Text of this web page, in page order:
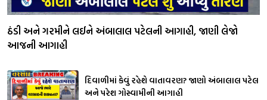
ઠંડી અને ગરમીને લઈને અંબાલાલ પટેલની આગાહી, જાણી લેજો
આજની આગાહી
દિવાળીમાં કેવું રહેશે વાતાવરણ? જાણો અંબાલાલ પટેલ
અને પરેશ ગોસ્વામીની આગાહી